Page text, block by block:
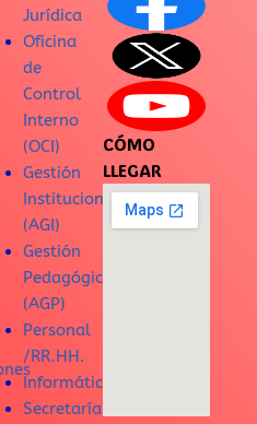
Jurídica
Oficina
de
Control
Interno
(OCI)
Gestión
Institucional
(AGI)
Gestión
Pedagógica
(AGP)
Personal
/RR.HH.
Informática
Secretaría
CÓMO
LLEGAR